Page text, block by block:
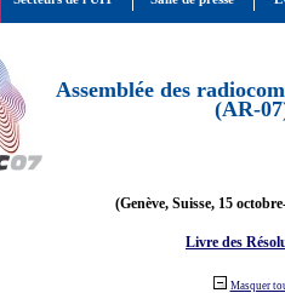
Assemblée des
(AR-
(Genève, Suisse, 15
Livre des
Masquer